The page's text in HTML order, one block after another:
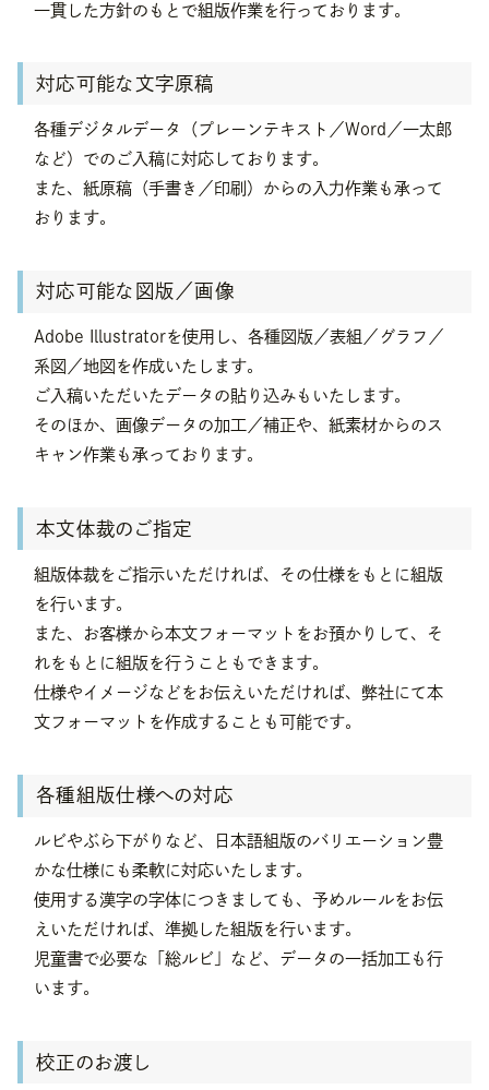
一貫した方針のもとで組版作業を行っております。
対応可能な文字原稿
各種デジタルデータ（プレーンテキスト／Word／一太郎
など）でのご入稿に対応しております。
また、紙原稿（手書き／印刷）からの入力作業も承って
おります。
対応可能な図版／画像
Adobe Illustratorを使用し、各種図版／表組／グラフ／
系図／地図を作成いたします。
ご入稿いただいたデータの貼り込みもいたします。
そのほか、画像データの加工／補正や、紙素材からのス
キャン作業も承っております。
本文体裁のご指定
組版体裁をご指示いただければ、その仕様をもとに組版
を行います。
また、お客様から本文フォーマットをお預かりして、そ
れをもとに組版を行うこともできます。
仕様やイメージなどをお伝えいただければ、弊社にて本
文フォーマットを作成することも可能です。
各種組版仕様への対応
ルビやぶら下がりなど、日本語組版のバリエーション豊
かな仕様にも柔軟に対応いたします。
使用する漢字の字体につきましても、予めルールをお伝
えいただければ、準拠した組版を行います。
児童書で必要な「総ルビ」など、データの一括加工も行
います。
校正のお渡し